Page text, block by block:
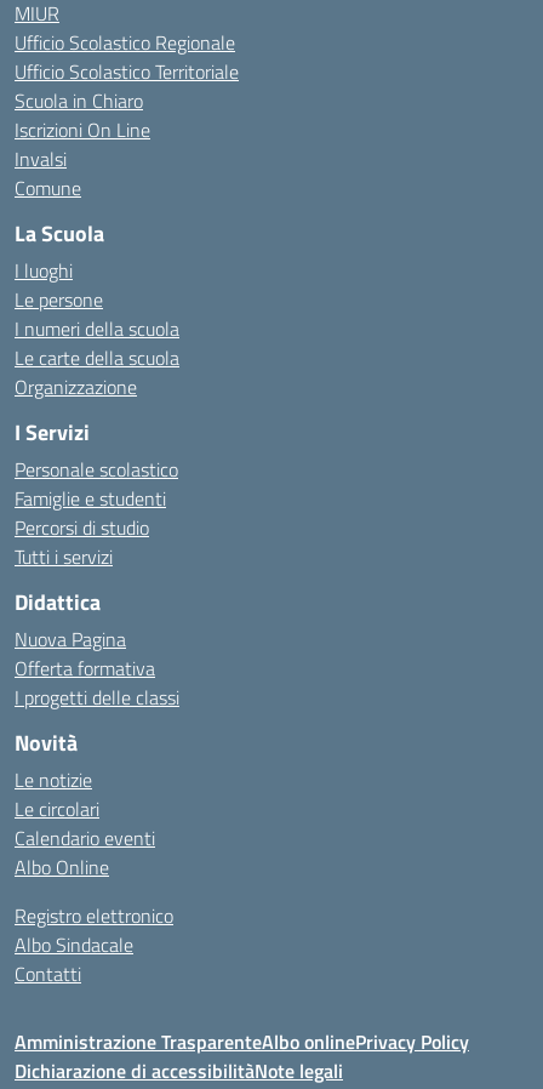
MIUR
Ufficio Scolastico Regionale
Ufficio Scolastico Territoriale
Scuola in Chiaro
Iscrizioni On Line
Invalsi
Comune
La Scuola
I luoghi
Le persone
I numeri della scuola
Le carte della scuola
Organizzazione
I Servizi
Personale scolastico
Famiglie e studenti
Percorsi di studio
Tutti i servizi
Didattica
Nuova Pagina
Offerta formativa
I progetti delle classi
Novità
Le notizie
Le circolari
Calendario eventi
Albo Online
Registro elettronico
Albo Sindacale
Contatti
Amministrazione TrasparenteAlbo onlinePrivacy Policy
Dichiarazione di accessibilitàNote legali